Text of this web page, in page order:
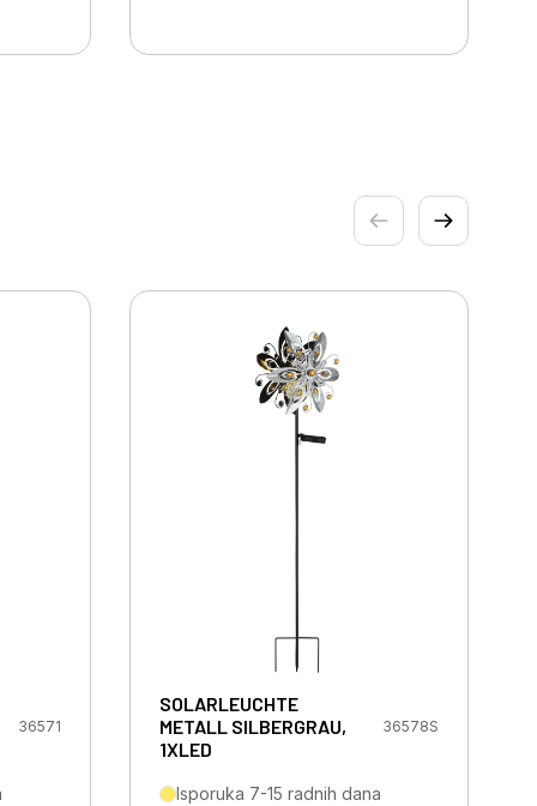
36571
SOLARLEUCHTE
METALL SILBERGRAU,
1XLED
36578S
Isporuka 7-15 radnih dana